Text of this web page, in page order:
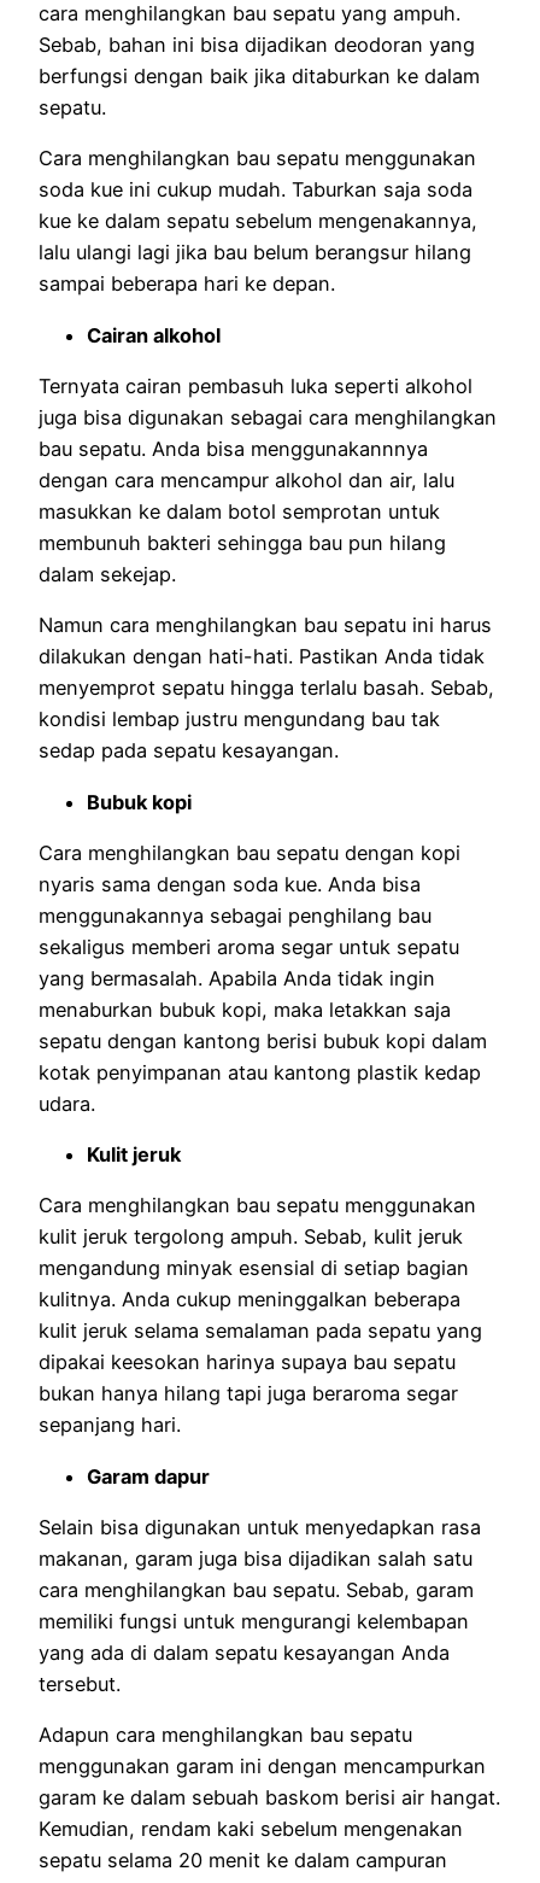
cara menghilangkan bau sepatu yang ampuh.
Sebab, bahan ini bisa dijadikan deodoran yang
berfungsi dengan baik jika ditaburkan ke dalam
sepatu.
Cara menghilangkan bau sepatu menggunakan
soda kue ini cukup mudah. Taburkan saja soda
kue ke dalam sepatu sebelum mengenakannya,
lalu ulangi lagi jika bau belum berangsur hilang
sampai beberapa hari ke depan.
Cairan alkohol
Ternyata cairan pembasuh luka seperti alkohol
juga bisa digunakan sebagai cara menghilangkan
bau sepatu. Anda bisa menggunakannnya
dengan cara mencampur alkohol dan air, lalu
masukkan ke dalam botol semprotan untuk
membunuh bakteri sehingga bau pun hilang
dalam sekejap.
Namun cara menghilangkan bau sepatu ini harus
dilakukan dengan hati-hati. Pastikan Anda tidak
menyemprot sepatu hingga terlalu basah. Sebab,
kondisi lembap justru mengundang bau tak
sedap pada sepatu kesayangan.
Bubuk kopi
Cara menghilangkan bau sepatu dengan kopi
nyaris sama dengan soda kue. Anda bisa
menggunakannya sebagai penghilang bau
sekaligus memberi aroma segar untuk sepatu
yang bermasalah. Apabila Anda tidak ingin
menaburkan bubuk kopi, maka letakkan saja
sepatu dengan kantong berisi bubuk kopi dalam
kotak penyimpanan atau kantong plastik kedap
udara.
Kulit jeruk
Cara menghilangkan bau sepatu menggunakan
kulit jeruk tergolong ampuh. Sebab, kulit jeruk
mengandung minyak esensial di setiap bagian
kulitnya. Anda cukup meninggalkan beberapa
kulit jeruk selama semalaman pada sepatu yang
dipakai keesokan harinya supaya bau sepatu
bukan hanya hilang tapi juga beraroma segar
sepanjang hari.
Garam dapur
Selain bisa digunakan untuk menyedapkan rasa
makanan, garam juga bisa dijadikan salah satu
cara menghilangkan bau sepatu. Sebab, garam
memiliki fungsi untuk mengurangi kelembapan
yang ada di dalam sepatu kesayangan Anda
tersebut.
Adapun cara menghilangkan bau sepatu
menggunakan garam ini dengan mencampurkan
garam ke dalam sebuah baskom berisi air hangat.
Kemudian, rendam kaki sebelum mengenakan
sepatu selama 20 menit ke dalam campuran